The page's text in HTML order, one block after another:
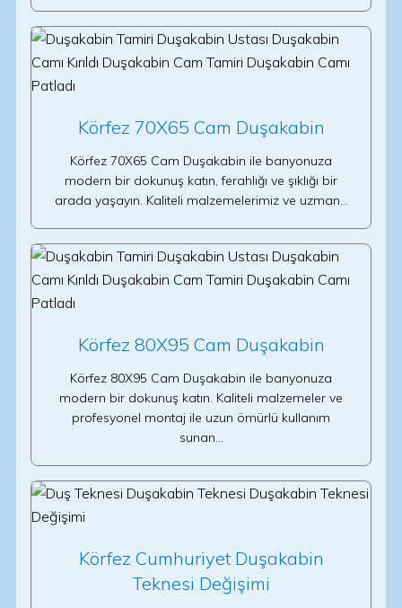
Körfez 70X65 Cam Duşakabin
Körfez 70X65 Cam Duşakabin ile banyonuza
modern bir dokunuş katın, ferahlığı ve şıklığı bir
arada yaşayın. Kaliteli malzemelerimiz ve uzman…
Körfez 80X95 Cam Duşakabin
Körfez 80X95 Cam Duşakabin ile banyonuza
modern bir dokunuş katın. Kaliteli malzemeler ve
profesyonel montaj ile uzun ömürlü kullanım
sunan…
Körfez Cumhuriyet Duşakabin
Teknesi Değişimi